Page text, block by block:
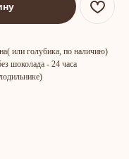
или голубика, по наличию)
шоколада - 24 часа